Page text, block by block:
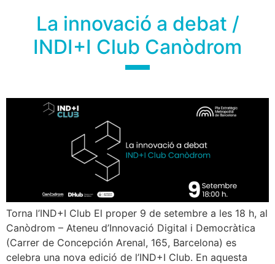
La innovació a debat /
INDI+I Club Canòdrom
Torna l’IND+I Club El proper 9 de setembre a les 18 h, al
Canòdrom – Ateneu d’Innovació Digital i Democràtica
(Carrer de Concepción Arenal, 165, Barcelona) es
celebra una nova edició de l’IND+I Club. En aquesta